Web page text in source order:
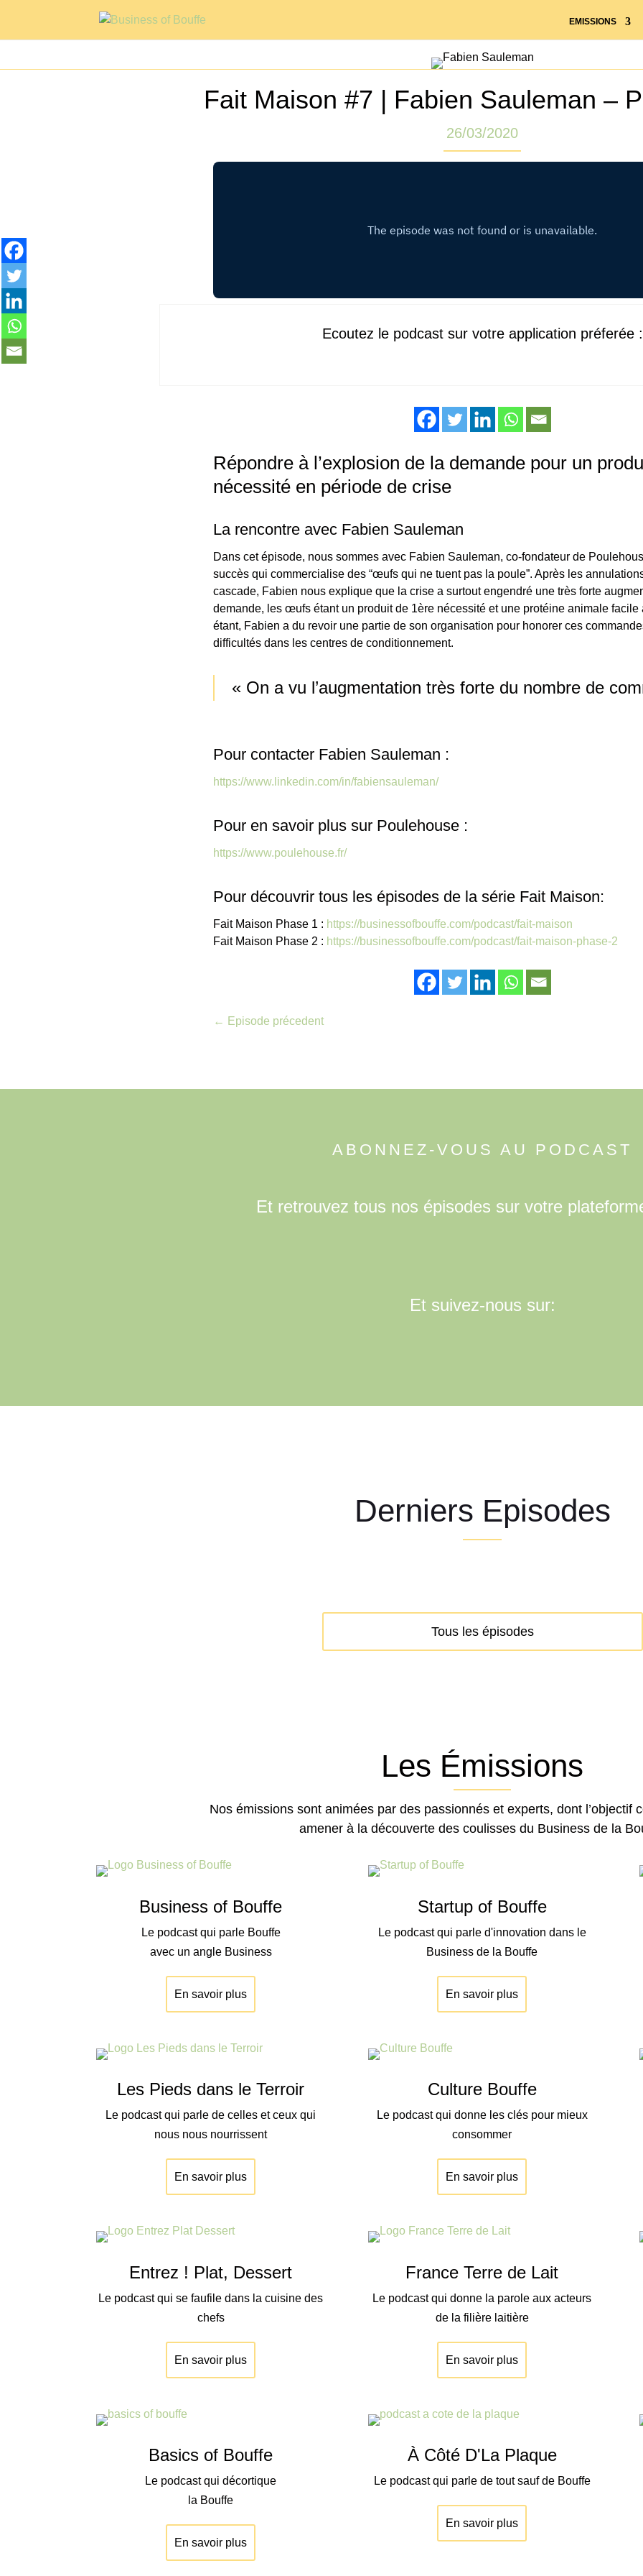
EMISSIONS
Fait Maison #7 | Fabien Sauleman –
26/03/2020
Ecoutez le podcast sur votre application préferée :
Répondre à l’explosion de la demande pour un
nécessité en période de crise
La rencontre avec Fabien Sauleman
Dans cet épisode, nous sommes avec Fabien Sauleman, co-fondateur de
succès qui commercialise des “œufs qui ne tuent pas la poule”. Après les
cascade, Fabien nous explique que la crise a surtout engendré une très forte
demande, les œufs étant un produit de 1ère nécessité et une protéine animale facile
étant, Fabien a du revoir une partie de son organisation pour honorer ces
difficultés dans les centres de conditionnement.
« On a vu l’augmentation très forte du nombre de
Pour contacter Fabien Sauleman :
https://www.linkedin.com/in/fabiensauleman/
Pour en savoir plus sur Poulehouse :
https://www.poulehouse.fr/
Pour découvrir tous les épisodes de la série Fait Maison:
Fait Maison Phase 1 : https://businessofbouffe.com/podcast/fait-maison
Fait Maison Phase 2 : https://businessofbouffe.com/podcast/fait-maison-phase-2
← Episode précedent
ABONNEZ-VOUS AU PODCAST
Et retrouvez tous nos épisodes sur votre
Et suivez-nous sur:
Derniers Episodes
Tous les épisodes
Les Émissions
Nos émissions sont animées par des passionnés et experts, dont l’objectif
amener à la découverte des coulisses du Business de la
Business of Bouffe
Le podcast qui parle Bouffe
avec un angle Business
En savoir plus
Startup of Bouffe
Le podcast qui parle d'innovation dans le
Business de la Bouffe
En savoir plus
Les Pieds dans le Terroir
Le podcast qui parle de celles et ceux qui
nous nous nourrissent
En savoir plus
Culture Bouffe
Le podcast qui donne les clés pour mieux
consommer
En savoir plus
Entrez ! Plat, Dessert
Le podcast qui se faufile dans la cuisine des
chefs
En savoir plus
France Terre de Lait
Le podcast qui donne la parole aux acteurs
de la filière laitière
En savoir plus
Basics of Bouffe
Le podcast qui décortique
la Bouffe
En savoir plus
À Côté D'La Plaque
Le podcast qui parle de tout sauf de Bouffe
En savoir plus